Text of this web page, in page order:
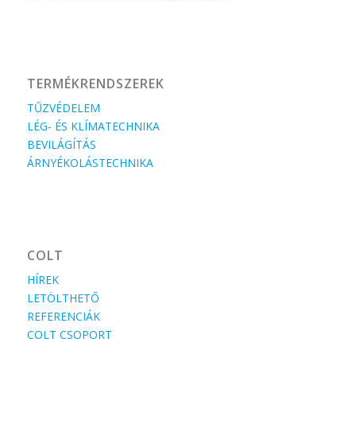
TERMÉKRENDSZEREK
TŰZVÉDELEM
LÉG- ÉS KLÍMATECHNIKA
BEVILÁGÍTÁS
ÁRNYÉKOLÁSTECHNIKA
COLT
HÍREK
LETÖLTHETŐ
REFERENCIÁK
COLT CSOPORT